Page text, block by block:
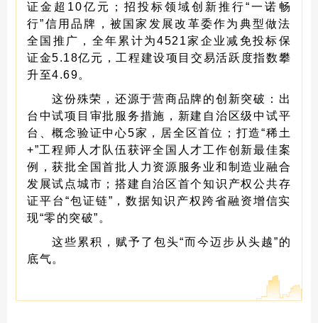
证金超10亿元；招投标领域创新推行“一诺畅
行”信用品牌，被国家发展改革委作为典型做法
全国推广，全年累计为4521家企业减免投标保
证金5.18亿元，工程建设项目交易活跃度指数攀
升至4.69。
这份殊荣，还源于营商品牌的创新突破：出
台中试项目审批服务措施，新建自治区级中试平
台、概念验证中心5家，居全区首位；打造“稀土
+”工程师人才队伍获评全国人才工作创新最佳案
例，获批全国首批人力资源服务业和制造业融合
发展试点城市；搭建自治区首个知识产权公共存
证平台“包证链”，数据知识产权跨省融资增信实
现“零的突破”。
这些累积，赋予了包头“而今迈步从头越”的
底气。